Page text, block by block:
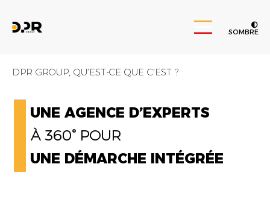
SOMBRE
DPR GROUP, QU’EST-CE QUE C’EST ?
UNE AGENCE D’EXPERTS
À 360° POUR
UNE DÉMARCHE INTÉGRÉE